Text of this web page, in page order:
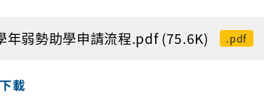
年弱勢助學申請流程.pdf (75.6K) .pdf
載